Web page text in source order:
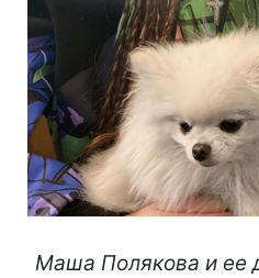
Маша Полякова и ее